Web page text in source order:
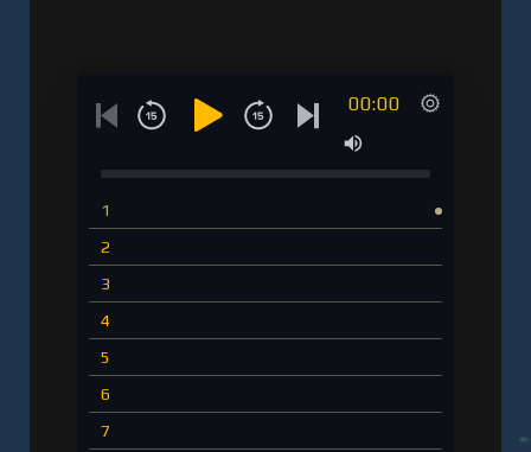
00:00
1
2
3
4
5
6
7